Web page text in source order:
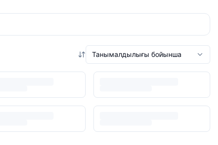
Танымалдылығы бойынша